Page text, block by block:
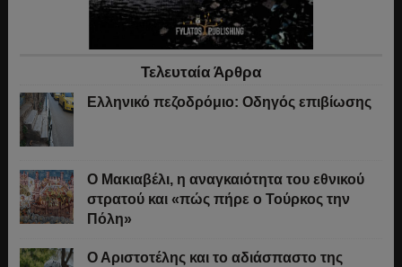
Τελευταία Άρθρα
Ελληνικό πεζοδρόμιο: Οδηγός επιβίωσης
Ο Μακιαβέλι, η αναγκαιότητα του εθνικού
στρατού και «πώς πήρε ο Τούρκος την
Πόλη»
Ο Αριστοτέλης και το αδιάσπαστο της